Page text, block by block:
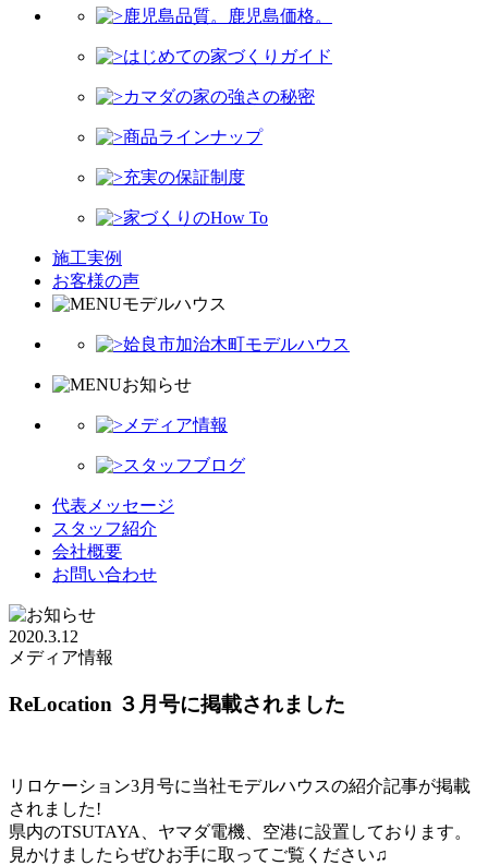
鹿児島品質。鹿児島価格。
はじめての家づくりガイド
カマダの家の強さの秘密
商品ラインナップ
充実の保証制度
家づくりのHow To
施工実例
お客様の声
モデルハウス
姶良市加治木町モデルハウス
お知らせ
メディア情報
スタッフブログ
代表メッセージ
スタッフ紹介
会社概要
お問い合わせ
2020.3.12
メディア情報
ReLocation ３月号に掲載されました
リロケーション3月号に当社モデルハウスの紹介記事が掲載
されました!
県内のTSUTAYA、ヤマダ電機、空港に設置しております。
見かけましたらぜひお手に取ってご覧ください♫